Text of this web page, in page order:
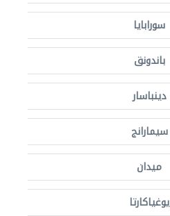
سورابايا
باندونق
دينباسار
سيمارانج
ميدان
يوغياكارتا